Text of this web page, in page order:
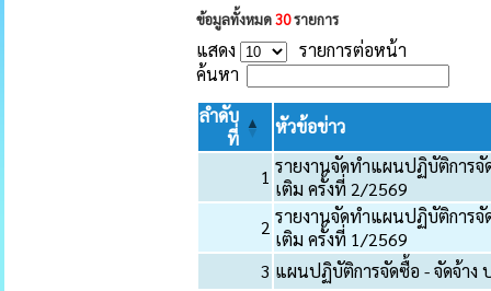
ข้อมูลทั้งหมด30รายการ
แสดง
รายการต่อหน้า
ค้นหา
ลำดับ
ที่
หัวข้อข่าว
1 รายงานจัดทำแผนปฏิบัติการจั
เติม ครั้งที่ 2/2569
2 รายงานจัดทำแผนปฏิบัติการจั
เติม ครั้งที่ 1/2569
3 แผนปฏิบัติการจัดซื้อ - จัดจ้าง